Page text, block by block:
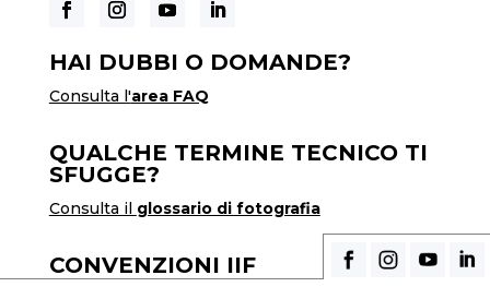
HAI DUBBI O DOMANDE?
Consulta l'area FAQ
QUALCHE TERMINE TECNICO TI
SFUGGE?
Consulta il glossario di fotografia
CONVENZIONI IIF